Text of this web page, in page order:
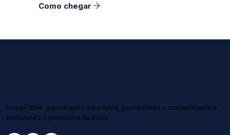
Como chegar
Desde 1894, preservando a memória, promovendo o conhecimento e
valorizando o patrimônio da Bahia.